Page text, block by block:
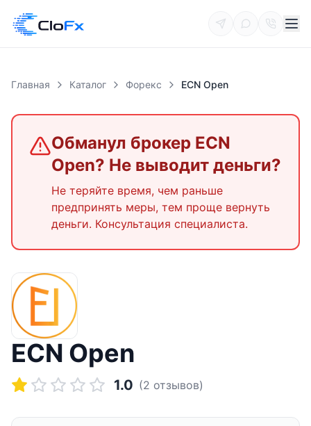
Главная Каталог Форекс ECN Open
Обманул брокер ECN
Open? Не выводит деньги?
Не теряйте время, чем раньше
предпринять меры, тем проще вернуть
деньги. Консультация специалиста.
ECN Open
1.0 (2 отзывов)